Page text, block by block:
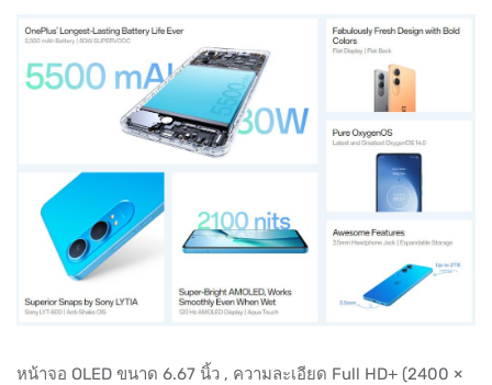
หน้าจอ OLED ขนาด 6.67 นิ้ว , ความละเอียด Full HD+ (2400 ×